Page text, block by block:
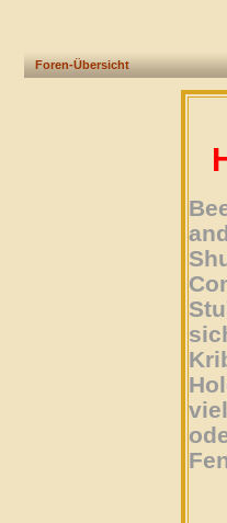
Foren-Übersicht